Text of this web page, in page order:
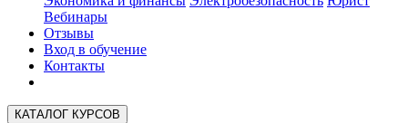
Вебинары
Отзывы
Вход в обучение
Контакты
КАТАЛОГ КУРСОВ